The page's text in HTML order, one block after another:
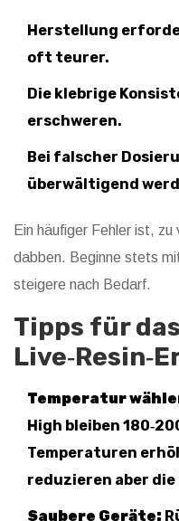
Herstellung
oft teurer.
Die klebrige
erschweren.
Bei falscher
überwältigend
Ein häufiger Fehler ist, zu
dabben. Beginne stets
steigere nach Bedarf.
Tipps für
Temperatur
High bleiben
Temperaturen
reduzieren aber
Saubere Geräte: